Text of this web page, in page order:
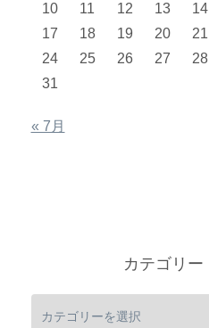
10
11 12 13 14
17
18 19 20 21
24
25 26 27 28
31
« 7月
カテゴリー